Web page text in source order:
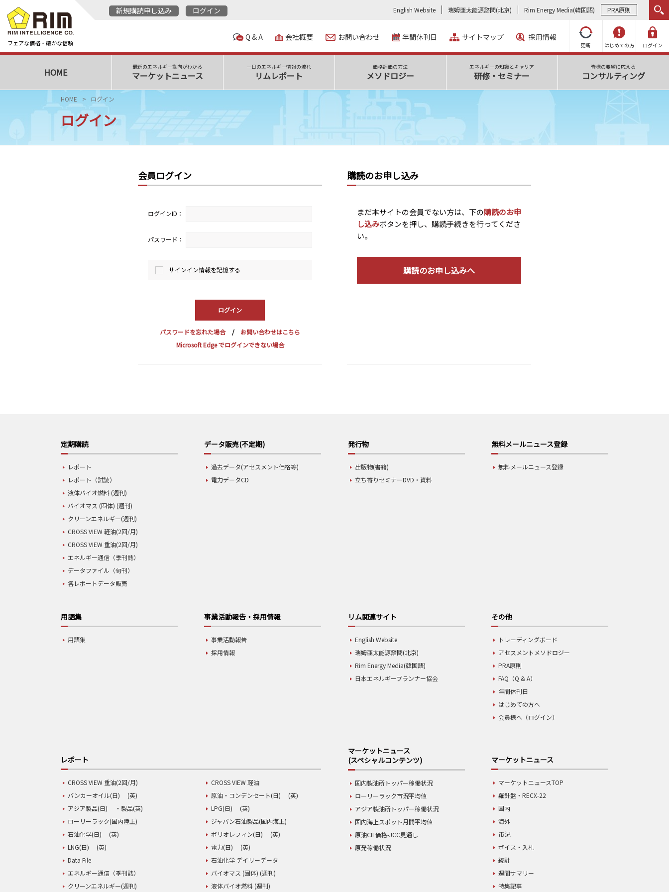
フェアな価格・確かな信頼
新規購読申し込み ログイン English Website 瑞姆亜太能源諮問(北京) Rim Energy Media(韓国語) PRA原則
更新 はじめての方 ログイン
Q & A 会社概要 お問い合わせ 年間休刊日 サイトマップ 採用情報
HOME 最新のエネルギー動向がわかる
マーケットニュース
一日のエネルギー情報の流れ
リムレポート
価格評価の方法
メソドロジー
エネルギーの知識とキャリア
研修・セミナー
皆様の要望に応える
コンサルティング
HOME ログイン
ログイン
会員ログイン
ログインID：
パスワード：
サインイン情報を記憶する
パスワードを忘れた場合
お問い合わせはこちら
Microsoft Edge でログインできない場合
購読のお申し込み
まだ本サイトの会員でない方は、下の購読のお申
し込みボタンを押し、購読手続きを行ってくださ
い。
購読のお申し込みへ
定期購読
レポート
レポート（試読）
液体バイオ燃料 (週刊)
バイオマス (固体) (週刊)
クリーンエネルギー(週刊)
CROSS VIEW 軽油(2回/月)
CROSS VIEW 重油(2回/月)
エネルギー通信（季刊誌）
データファイル（旬刊）
各レポートデータ販売
データ販売(不定期)
過去データ(アセスメント価格等)
電力データCD
発行物
出版物(書籍)
立ち寄りセミナーDVD・資料
無料メールニュース登録
無料メールニュース登録
用語集
用語集
事業活動報告・採用情報
事業活動報告
採用情報
リム関連サイト
English Website
瑞姆亜太能源諮問(北京)
Rim Energy Media(韓国語)
日本エネルギープランナー協会
その他
トレーディングボード
アセスメントメソドロジー
PRA原則
FAQ（Q & A）
年間休刊日
はじめての方へ
会員様へ（ログイン）
レポート
CROSS VIEW 重油(2回/月)
CROSS VIEW 軽油
バンカーオイル(日)
(英) 原油・コンデンセート(日)
(英)
アジア製品(日)
・製品(英) LPG(日)
(英)
ローリーラック(国内陸上)
ジャパン石油製品(国内海上)
石油化学(日)
(英) ポリオレフィン(日)
(英)
LNG(日)
(英) 電力(日)
(英)
Data File
石油化学 デイリーデータ
エネルギー通信（季刊誌）
バイオマス (固体) (週刊)
クリーンエネルギー(週刊)
液体バイオ燃料 (週刊)
マーケットニュース
(スペシャルコンテンツ)
国内製油所トッパー稼働状況
ローリーラック市況平均値
アジア製油所トッパー稼働状況
国内海上スポット月間平均値
原油CIF価格-JCC見通し
原発稼働状況
マーケットニュース
マーケットニュースTOP
羅針盤・RECX-22
国内
海外
市況
ボイス・入札
統計
週間サマリー
特集記事